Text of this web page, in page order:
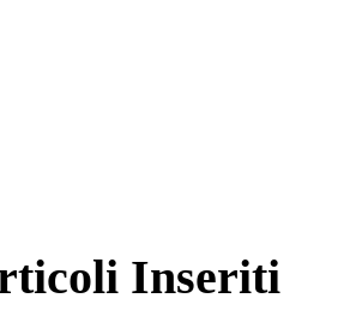
Inseriti